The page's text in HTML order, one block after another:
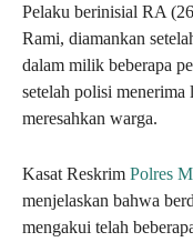
Pelaku berinisial RA
Rami, diamankan
dalam milik beberapa
setelah polisi
meresahkan warga.
Kasat Reskrim Polres
menjelaskan bahwa
mengakui telah